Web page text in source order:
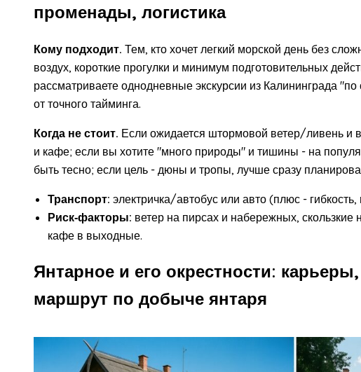
променады, логистика
Кому подходит. Тем, кто хочет легкий морской день без
воздух, короткие прогулки и минимум подготовительных
рассматриваете однодневные экскурсии из Калининграда
от точного тайминга.
Когда не стоит. Если ожидается штормовой ветер/ливень и
и кафе; если вы хотите "много природы" и тишины - на
быть тесно; если цель - дюны и тропы, лучше сразу
Транспорт: электричка/автобус или авто (плюс -
Риск‑факторы: ветер на пирсах и набережных,
кафе в выходные.
Янтарное и его окрестности:
маршрут по добыче янтаря